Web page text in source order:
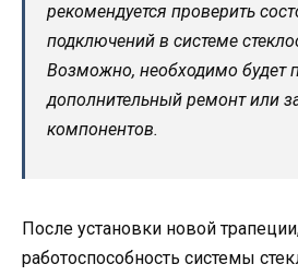
рекомендуется проверить
подключений в системе
Возможно, необходимо будет
дополнительный ремонт или
компонентов.
После установки новой
работоспособность системы